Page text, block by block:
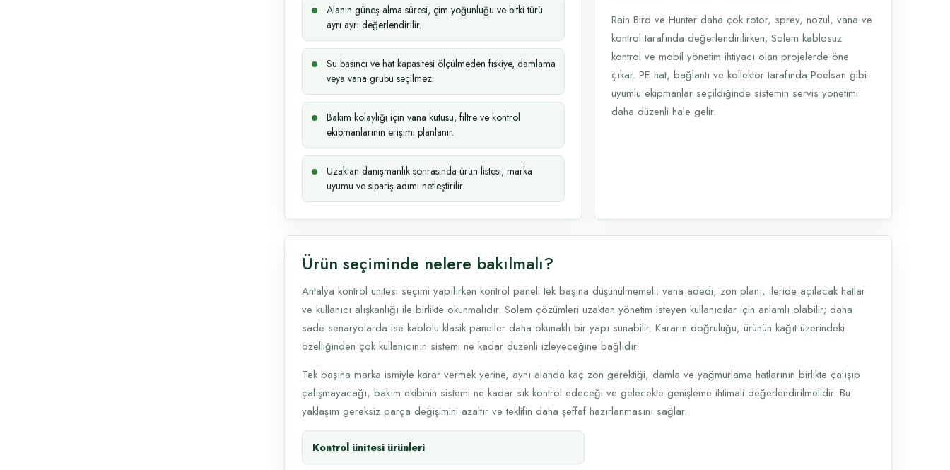
Alanın güneş alma süresi, çim yoğunluğu ve bitki türü
ayrı ayrı değerlendirilir.
Su basıncı ve hat kapasitesi ölçülmeden fıskiye, damlama
veya vana grubu seçilmez.
Bakım kolaylığı için vana kutusu, filtre ve kontrol
ekipmanlarının erişimi planlanır.
Uzaktan danışmanlık sonrasında ürün listesi, marka
uyumu ve sipariş adımı netleştirilir.
Rain Bird ve Hunter daha çok rotor, sprey, nozul, vana ve
kontrol tarafında değerlendirilirken; Solem kablosuz
kontrol ve mobil yönetim ihtiyacı olan projelerde öne
çıkar. PE hat, bağlantı ve kollektör tarafında Poelsan gibi
uyumlu ekipmanlar seçildiğinde sistemin servis yönetimi
daha düzenli hale gelir.
Ürün seçiminde nelere bakılmalı?
Antalya kontrol ünitesi seçimi yapılırken kontrol paneli tek başına düşünülmemeli; vana adedi, zon planı, ileride açılacak hatlar
ve kullanıcı alışkanlığı ile birlikte okunmalıdır. Solem çözümleri uzaktan yönetim isteyen kullanıcılar için anlamlı olabilir; daha
sade senaryolarda ise kablolu klasik paneller daha okunaklı bir yapı sunabilir. Kararın doğruluğu, ürünün kağıt üzerindeki
özelliğinden çok kullanıcının sistemi ne kadar düzenli izleyeceğine bağlıdır.
Tek başına marka ismiyle karar vermek yerine, aynı alanda kaç zon gerektiği, damla ve yağmurlama hatlarının birlikte çalışıp
çalışmayacağı, bakım ekibinin sistemi ne kadar sık kontrol edeceği ve gelecekte genişleme ihtimali değerlendirilmelidir. Bu
yaklaşım gereksiz parça değişimini azaltır ve teklifin daha şeffaf hazırlanmasını sağlar.
Kontrol ünitesi ürünleri